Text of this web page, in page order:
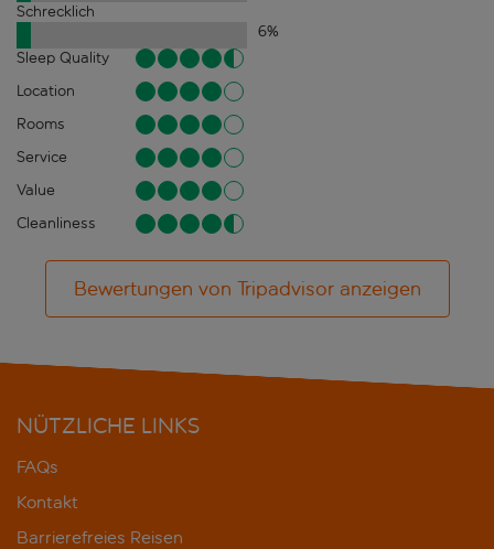
Schrecklich
6%
Sleep Quality
Location
Rooms
Service
Value
Cleanliness
Bewertungen von Tripadvisor anzeigen
NÜTZLICHE LINKS
FAQs
Kontakt
Barrierefreies Reisen